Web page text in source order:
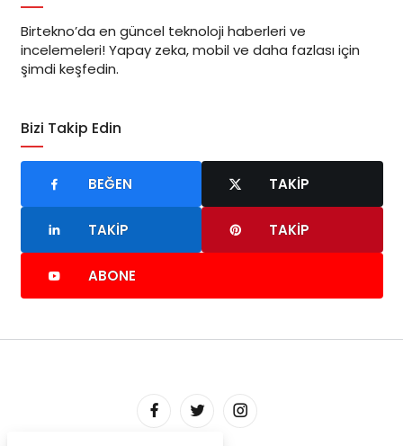
Birtekno’da en güncel teknoloji haberleri ve
incelemeleri! Yapay zeka, mobil ve daha fazlası için
şimdi keşfedin.
Bizi Takip Edin
BEĞEN TAKIP
TAKIP TAKIP
ABONE